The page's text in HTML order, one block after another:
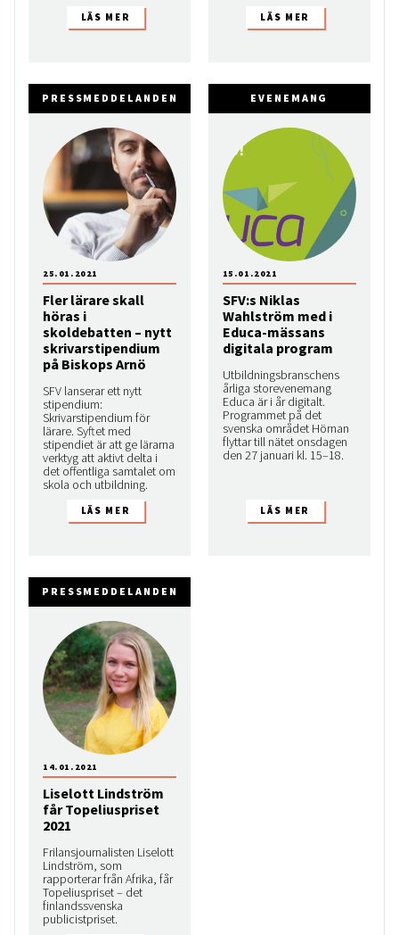
PRESSMEDDELANDEN
Fler lärare skall
höras i
skoldebatten – nytt
skrivarstipendium
på Biskops Arnö
SFV lanserar ett nytt
stipendium:
Skrivarstipendium för
lärare. Syftet med
stipendiet är att ge lärarna
verktyg att aktivt delta i
det offentliga samtalet om
skola och utbildning.
25.01.2021
EVENEMANG
SFV:s Niklas
Wahlström med i
Educa-mässans
digitala program
Utbildningsbranschens
årliga storevenemang
Educa är i år digitalt.
Programmet på det
svenska området Hörnan
flyttar till nätet onsdagen
den 27 januari kl. 15–18.
15.01.2021
PRESSMEDDELANDEN
Liselott Lindström
får Topeliuspriset
2021
Frilansjournalisten Liselott
Lindström, som
rapporterar från Afrika, får
Topeliuspriset – det
finlandssvenska
publicistpriset.
14.01.2021